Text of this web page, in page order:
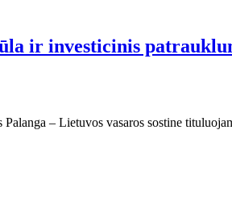
ir investicinis
– Lietuvos vasaros sostine